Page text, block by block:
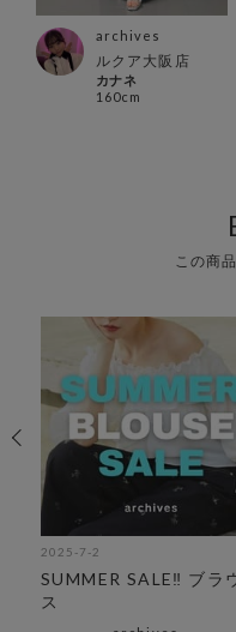
archives
ルクア大阪店
カナネ
160cm
この商
2025-7-2
SUMMER SALE‼︎ ブラ
ス